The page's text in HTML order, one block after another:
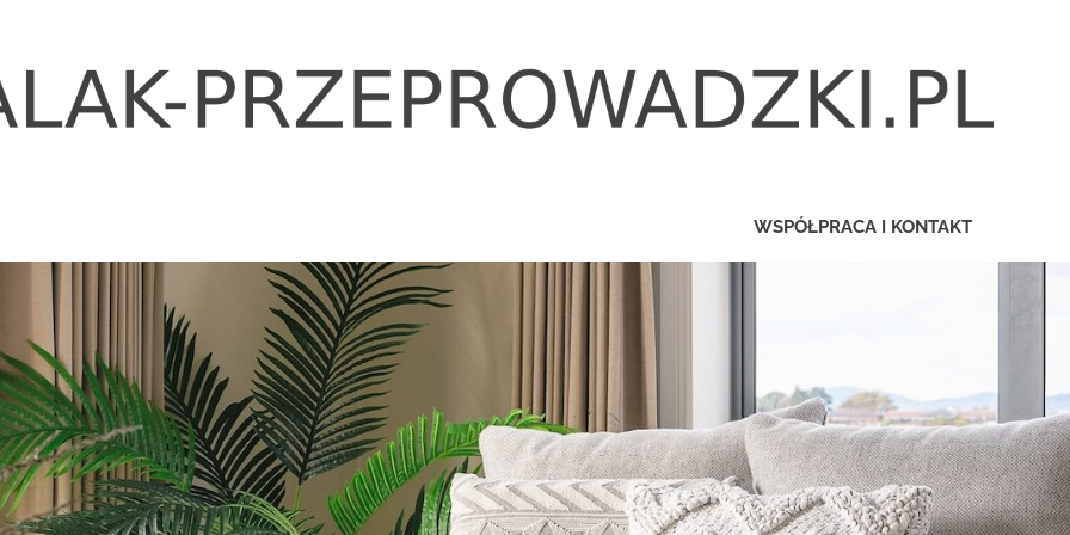
WSPÓŁPRACA I KONTAKT